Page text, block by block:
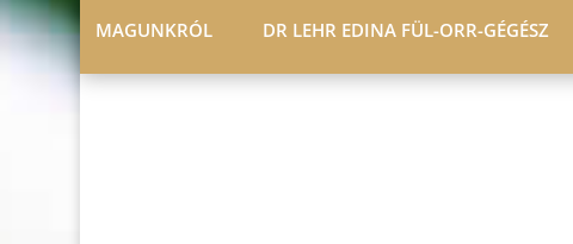
MAGUNKRÓL DR LEHR EDINA FÜL-ORR-GÉGÉSZ